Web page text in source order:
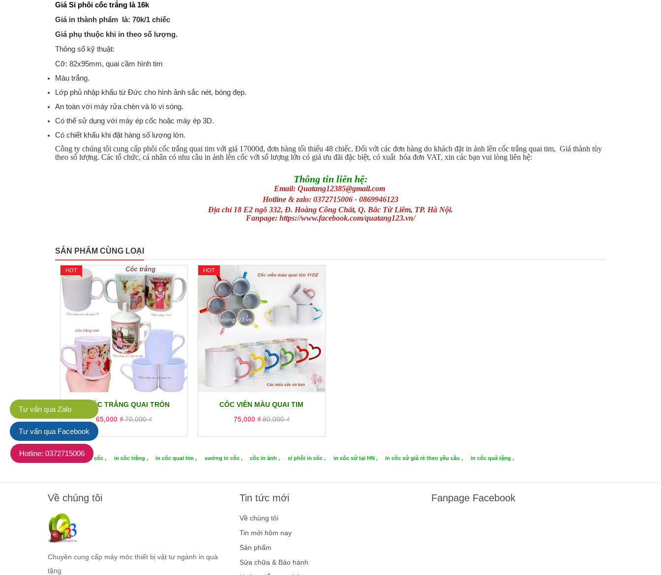
Giá Sỉ phôi cốc trắng là 16k
Giá in thành phẩm là: 70k/1 chiếc
Giá phụ thuộc khi in theo số lượng.
Thông số kỹ thuật:
Cỡ: 82x95mm, quai cầm hình tim
Màu trắng.
Lớp phủ nhập khẩu từ Đức cho hình ảnh sắc nét, bóng đẹp.
An toàn với máy rửa chén và lò vi sóng.
Có thể sử dụng với máy ép cốc hoặc máy ép 3D.
Có chiết khấu khi đặt hàng số lượng lớn.
Công ty chúng tôi cung cấp phôi cốc trắng quai tim với giá 17000đ, đơn hàng tối thiểu 48 chiếc. Đối với các đơn hàng do khách đặt in ảnh lên cốc trắng quai tim, Giá thành tùy
theo số lượng. Các tổ chức, cá nhân có nhu cầu in ảnh lên cốc với số lượng lớn có giá ưu đãi đặc biệt, có xuất hóa đơn VAT, xin các bạn vui lòng liên hệ:
Thông tin liên hệ:
Email: Quatang12385@gmail.com
Hotline & zalo: 0372715006 - 0869946123
Địa chỉ 18 E2 ngõ 332, Đ. Hoàng Công Chất, Q. Bắc Từ Liêm, TP. Hà Nội.
Fanpage: https://www.facebook.com/quatang123.vn/
SẢN PHẨM CÙNG LOẠI
HOT
IN CỐC TRẮNG QUAI TRÒN
65,000 ₫70,000 ₫
HOT
CỐC VIỀN MÀU QUAI TIM
75,000 ₫80,000 ₫
Tags: in cốc , in cốc trắng , in cốc quai tim , xưởng in cốc , cốc in ảnh , sỉ phôi in cốc , in cốc sứ tại HN , in cốc sứ giá rẻ theo yêu cầu , in cốc quà tặng ,
Về chúng tôi
Chuyên cung cấp máy móc thiết bị vật tư ngành in quà
tặng
Tin tức mới
Về chúng tôi
Tin mới hôm nay
Sản phẩm
Sửa chữa & Bảo hành
Fanpage Facebook
Tư vấn qua Zalo
Tư vấn qua Facebook
Hotline: 0372715006